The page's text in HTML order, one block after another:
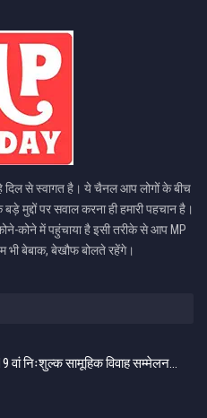
से स्वागत है। ये चैनल आप लोगों के बीच
मुद्दों पर सवाल करना ही हमारी पहचान है।
कोने में पहुंचाया है इसी तरीके से आप MP
भी बेबाक, बेखौफ बोलते रहेंगे।
वां निःशुल्क सामूहिक विवाह सम्मेलन…